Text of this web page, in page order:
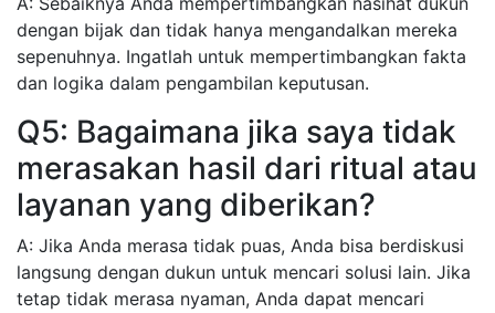
dengan bijak dan tidak hanya mengandalkan mereka
sepenuhnya. Ingatlah untuk mempertimbangkan fakta
dan logika dalam pengambilan keputusan.
Q5: Bagaimana jika saya tidak
merasakan hasil dari ritual atau
layanan yang diberikan?
A: Jika Anda merasa tidak puas, Anda bisa berdiskusi
langsung dengan dukun untuk mencari solusi lain. Jika
tetap tidak merasa nyaman, Anda dapat mencari